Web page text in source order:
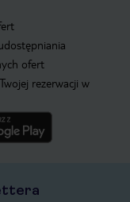
ofert
rezerwacji w